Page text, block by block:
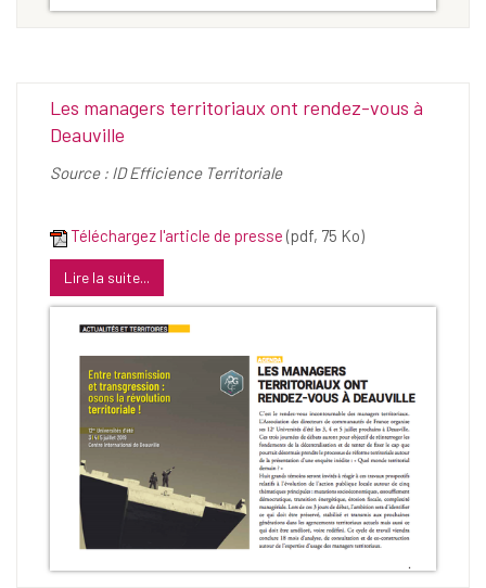
Les managers territoriaux ont rendez-vous à
Deauville
Source : ID Efficience Territoriale
Téléchargez l'article de presse (pdf, 75 Ko)
Lire la suite...